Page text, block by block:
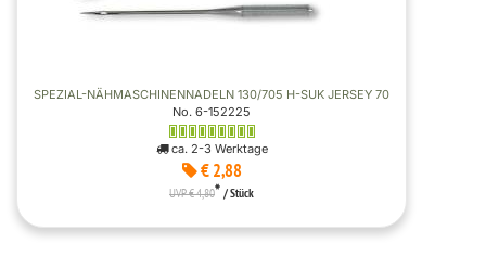
SPEZIAL-NÄHMASCHINENNADELN 130/705 H-SUK JERSEY 70
No. 6-152225
ca. 2-3 Werktage
€ 2,88
UVP € 4,80* / Stück